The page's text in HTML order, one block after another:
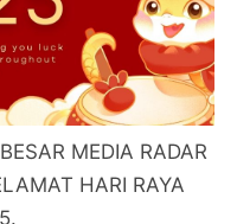
MEDIA RADAR
HARI RAYA